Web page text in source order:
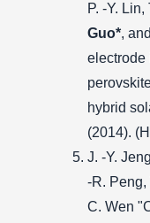
P. -Y.
Guo*,
electrode
hybrid
(2014).
J. -Y.
-R. Peng,
C. Wen